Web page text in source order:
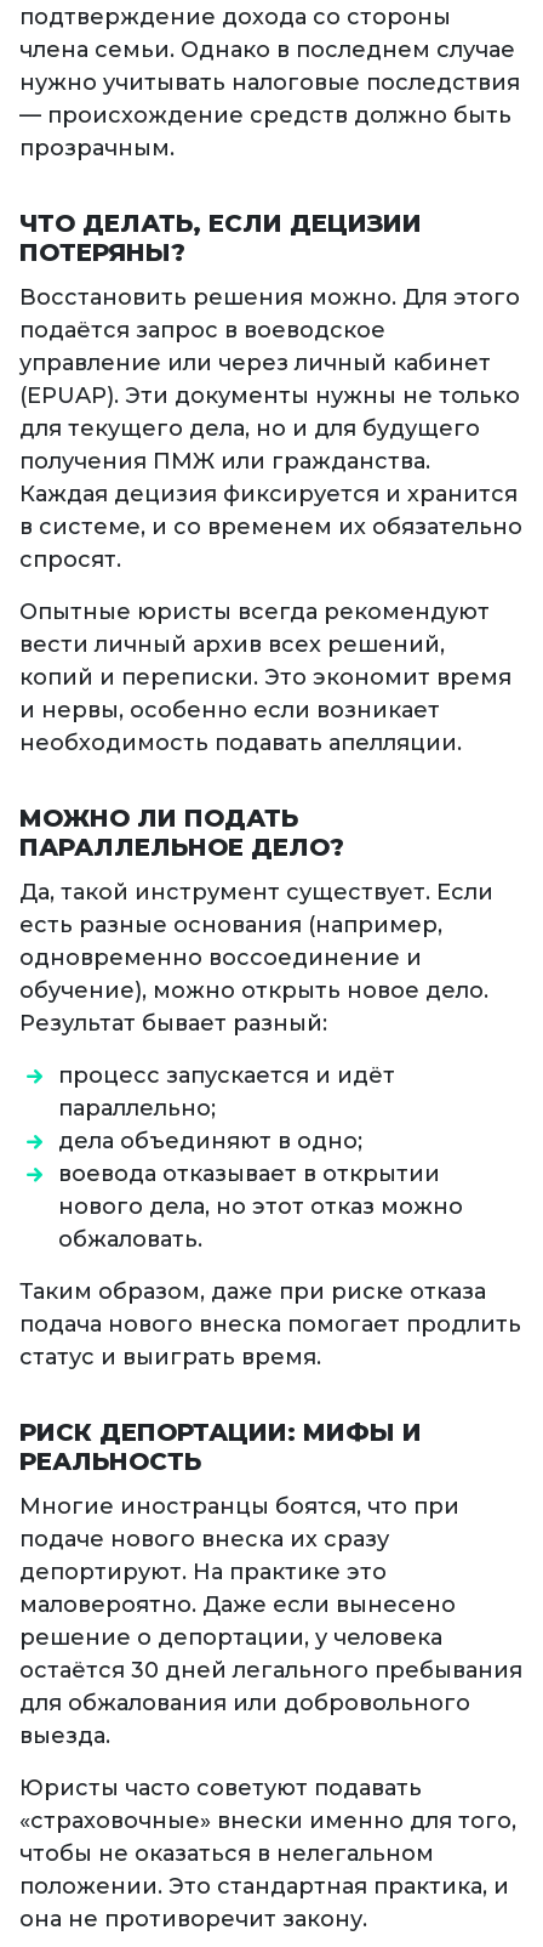
подтверждение дохода со стороны
члена семьи. Однако в последнем случае
нужно учитывать налоговые последствия
— происхождение средств должно быть
прозрачным.
ЧТО ДЕЛАТЬ, ЕСЛИ ДЕЦИЗИИ
ПОТЕРЯНЫ?
Восстановить решения можно. Для этого
подаётся запрос в воеводское
управление или через личный кабинет
(EPUAP). Эти документы нужны не только
для текущего дела, но и для будущего
получения ПМЖ или гражданства.
Каждая децизия фиксируется и хранится
в системе, и со временем их обязательно
спросят.
Опытные юристы всегда рекомендуют
вести личный архив всех решений,
копий и переписки. Это экономит время
и нервы, особенно если возникает
необходимость подавать апелляции.
МОЖНО ЛИ ПОДАТЬ
ПАРАЛЛЕЛЬНОЕ ДЕЛО?
Да, такой инструмент существует. Если
есть разные основания (например,
одновременно воссоединение и
обучение), можно открыть новое дело.
Результат бывает разный:
процесс запускается и идёт
параллельно;
дела объединяют в одно;
воевода отказывает в открытии
нового дела, но этот отказ можно
обжаловать.
Таким образом, даже при риске отказа
подача нового внеска помогает продлить
статус и выиграть время.
РИСК ДЕПОРТАЦИИ: МИФЫ И
РЕАЛЬНОСТЬ
Многие иностранцы боятся, что при
подаче нового внеска их сразу
депортируют. На практике это
маловероятно. Даже если вынесено
решение о депортации, у человека
остаётся 30 дней легального пребывания
для обжалования или добровольного
выезда.
Юристы часто советуют подавать
«страховочные» внески именно для того,
чтобы не оказаться в нелегальном
положении. Это стандартная практика, и
она не противоречит закону.